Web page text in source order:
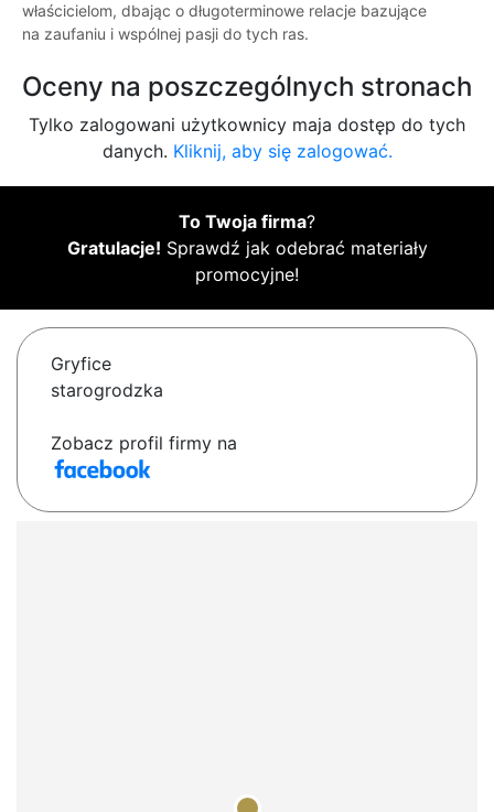
właścicielom, dbając o długoterminowe relacje bazujące
na zaufaniu i wspólnej pasji do tych ras.
Oceny na poszczególnych stronach
Tylko zalogowani użytkownicy maja dostęp do tych
danych. Kliknij, aby się zalogować.
To Twoja firma?
Gratulacje! Sprawdź jak odebrać materiały
promocyjne!
Gryfice
starogrodzka
Zobacz profil firmy na